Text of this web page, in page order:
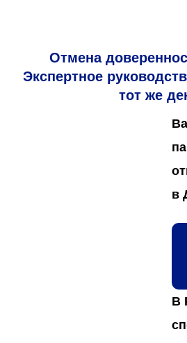
Отмена
Экспертное
тот же
в
В